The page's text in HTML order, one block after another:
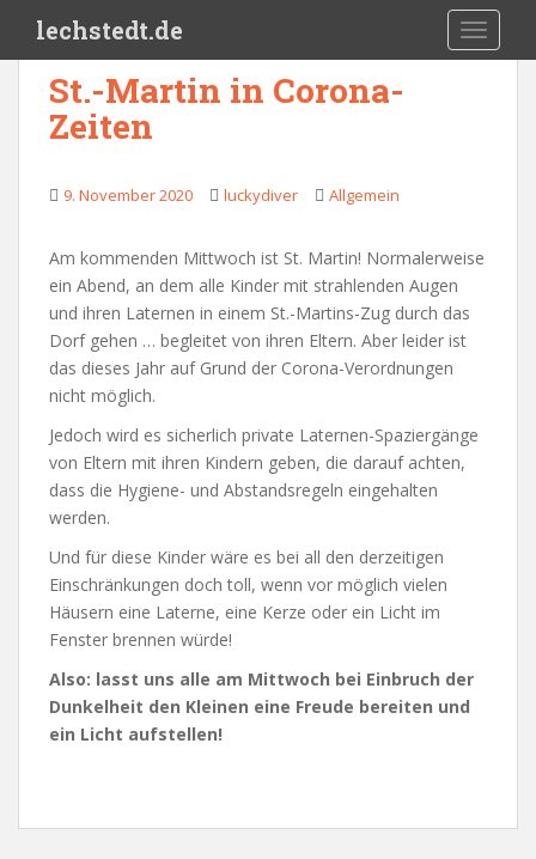
lechstedt.de
St.-Martin in Corona-
Zeiten
9. November 2020 luckydiver Allgemein
Am kommenden Mittwoch ist St. Martin! Normalerweise
ein Abend, an dem alle Kinder mit strahlenden Augen
und ihren Laternen in einem St.-Martins-Zug durch das
Dorf gehen … begleitet von ihren Eltern. Aber leider ist
das dieses Jahr auf Grund der Corona-Verordnungen
nicht möglich.
Jedoch wird es sicherlich private Laternen-Spaziergänge
von Eltern mit ihren Kindern geben, die darauf achten,
dass die Hygiene- und Abstandsregeln eingehalten
werden.
Und für diese Kinder wäre es bei all den derzeitigen
Einschränkungen doch toll, wenn vor möglich vielen
Häusern eine Laterne, eine Kerze oder ein Licht im
Fenster brennen würde!
Also: lasst uns alle am Mittwoch bei Einbruch der
Dunkelheit den Kleinen eine Freude bereiten und
ein Licht aufstellen!